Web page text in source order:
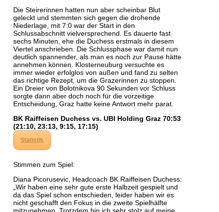
Die Steirerinnen hatten nun aber scheinbar Blut
geleckt und stemmten sich gegen die drohende
Niederlage, mit 7:0 war der Start in den
Schlussabschnitt vielversprechend. Es dauerte fast
sechs Minuten, ehe die Duchess erstmals in diesem
Viertel anschrieben. Die Schlussphase war damit nun
deutlich spannender, als man es noch zur Pause hätte
annehmen können. Klosterneuburg versuchte es
immer wieder erfolglos von außen und fand zu selten
das richtige Rezept, um die Grazerinnen zu stoppen.
Ein Dreier von Bolotnikova 90 Sekunden vor Schluss
sorgte dann aber doch noch für die vorzeitige
Entscheidung, Graz hatte keine Antwort mehr parat.
BK Raiffeisen Duchess vs. UBI Holding Graz 70:53
(21:10, 23:13, 9:15, 17:15)
Statistik
Stimmen zum Spiel:
Diana Picorusevic, Headcoach BK Raiffeisen Duchess:
„Wir haben eine sehr gute erste Halbzeit gespielt und
da das Spiel schon entschieden, leider haben wir es
nicht geschafft den Fokus in die zweite Spielhälfte